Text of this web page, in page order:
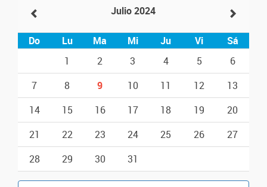
Julio 2024
Do Lu Ma Mi Ju Vi
Sá
1
2 3 4 5
6
7
8 9 10 11 12
13
14
15 16 17 18 19
20
21
22 23 24 25 26
27
28
29 30 31